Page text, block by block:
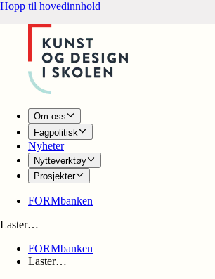
Hopp til hovedinnhold
Om oss
Fagpolitisk
Nyheter
Nytteverktøy
Prosjekter
FORMbanken
Laster…
FORMbanken
Laster…